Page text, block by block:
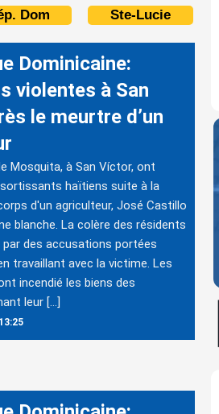
Dom Ste-Lucie
Dominicaine:
violentes à San
le meurtre d’un
Mosquita, à San Víctor, ont
haïtiens suite à la
d'un agriculteur, José Castillo
blanche. La colère des résidents
des accusations portées
travaillant avec la victime. Les
incendié les biens des
leur […]
13:25